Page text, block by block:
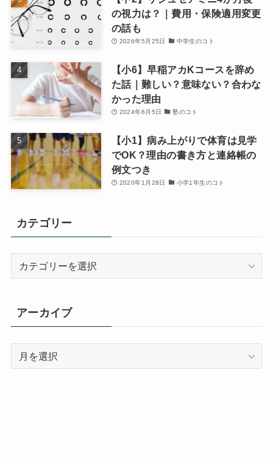
の視力は？｜費用・保険適用変更
の話も
2026年5月25日 中学生のコト
【小6】早稲アカKコースを辞め
た話｜難しい？意味ない？合わな
かった理由
2024年6月5日 塾のコト
【小1】病み上がりで体育は見学
でOK？理由の書き方と連絡帳の
例文つき
2020年1月28日 小学1年生のコト
カテゴリー
ー
アーカイブ